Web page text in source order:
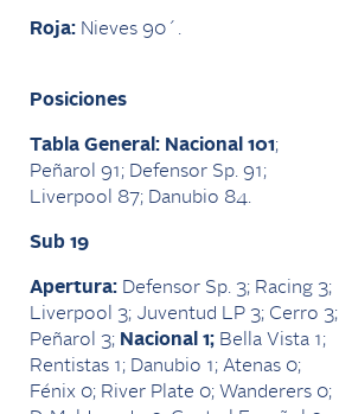
Roja: Nieves 90´.
Posiciones
Tabla General: Nacional 101;
Peñarol 91; Defensor Sp. 91;
Liverpool 87; Danubio 84.
Sub 19
Apertura: Defensor Sp. 3; Racing 3;
Liverpool 3; Juventud LP 3; Cerro 3;
Peñarol 3; Nacional 1; Bella Vista 1;
Rentistas 1; Danubio 1; Atenas 0;
Fénix 0; River Plate 0; Wanderers 0;